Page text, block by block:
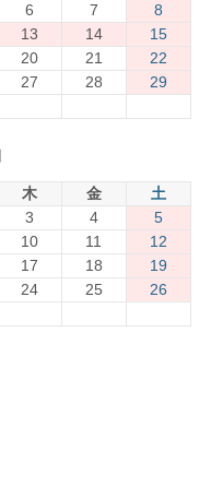
6 7
8
13 14
15
20 21
22
27 28
29
木 金
土
3 4
5
10 11
12
17 18
19
24 25
26